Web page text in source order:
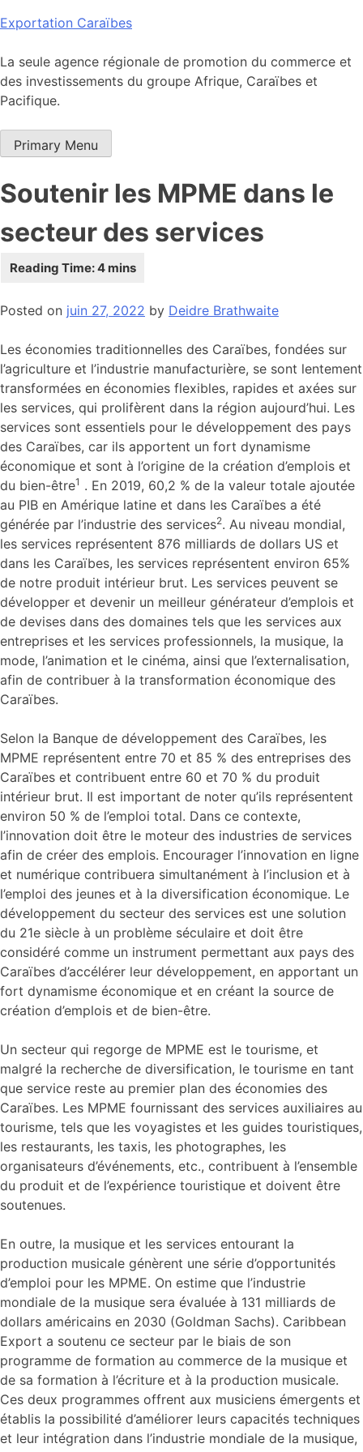
Skip
content
Exportation Caraïbes
La seule agence régionale de promotion du commerce et
des investissements du groupe Afrique, Caraïbes et
Pacifique.
Primary Menu
Soutenir les MPME dans le
secteur des services
Posted on juin 27, 2022 by Deidre Brathwaite
Les économies traditionnelles des Caraïbes, fondées sur
l’agriculture et l’industrie manufacturière, se sont lentement
transformées en économies flexibles, rapides et axées sur
les services, qui prolifèrent dans la région aujourd’hui. Les
services sont essentiels pour le développement des pays
des Caraïbes, car ils apportent un fort dynamisme
économique et sont à l’origine de la création d’emplois et
du bien-être1 . En 2019, 60,2 % de la valeur totale ajoutée
au PIB en Amérique latine et dans les Caraïbes a été
générée par l’industrie des services2. Au niveau mondial,
les services représentent 876 milliards de dollars US et
dans les Caraïbes, les services représentent environ 65%
de notre produit intérieur brut. Les services peuvent se
développer et devenir un meilleur générateur d’emplois et
de devises dans des domaines tels que les services aux
entreprises et les services professionnels, la musique, la
mode, l’animation et le cinéma, ainsi que l’externalisation,
afin de contribuer à la transformation économique des
Caraïbes.
Selon la Banque de développement des Caraïbes, les
MPME représentent entre 70 et 85 % des entreprises des
Caraïbes et contribuent entre 60 et 70 % du produit
intérieur brut. Il est important de noter qu’ils représentent
environ 50 % de l’emploi total. Dans ce contexte,
l’innovation doit être le moteur des industries de services
afin de créer des emplois. Encourager l’innovation en ligne
et numérique contribuera simultanément à l’inclusion et à
l’emploi des jeunes et à la diversification économique. Le
développement du secteur des services est une solution
du 21e siècle à un problème séculaire et doit être
considéré comme un instrument permettant aux pays des
Caraïbes d’accélérer leur développement, en apportant un
fort dynamisme économique et en créant la source de
création d’emplois et de bien-être.
Un secteur qui regorge de MPME est le tourisme, et
malgré la recherche de diversification, le tourisme en tant
que service reste au premier plan des économies des
Caraïbes. Les MPME fournissant des services auxiliaires au
tourisme, tels que les voyagistes et les guides touristiques,
les restaurants, les taxis, les photographes, les
organisateurs d’événements, etc., contribuent à l’ensemble
du produit et de l’expérience touristique et doivent être
soutenues.
En outre, la musique et les services entourant la
production musicale génèrent une série d’opportunités
d’emploi pour les MPME. On estime que l’industrie
mondiale de la musique sera évaluée à 131 milliards de
dollars américains en 2030 (Goldman Sachs). Caribbean
Export a soutenu ce secteur par le biais de son
programme de formation au commerce de la musique et
de sa formation à l’écriture et à la production musicale.
Ces deux programmes offrent aux musiciens émergents et
établis la possibilité d’améliorer leurs capacités techniques
et leur intégration dans l’industrie mondiale de la musique,